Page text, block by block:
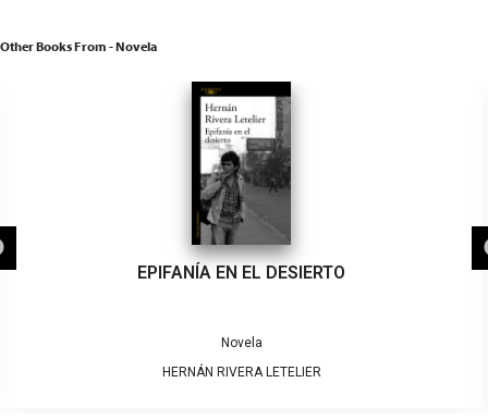
Other Books From - Novela
EPIFANÍA EN EL DESIERTO
Novela
HERNÁN RIVERA LETELIER